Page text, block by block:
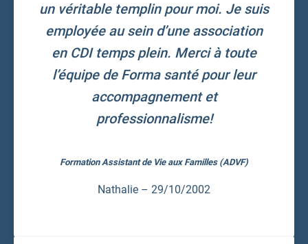
un véritable templin pour moi. Je suis
employée au sein d’une association
en CDI temps plein. Merci à toute
l’équipe de Forma santé pour leur
accompagnement et
professionnalisme!
Formation Assistant de Vie aux Familles (ADVF)
Nathalie – 29/10/2002